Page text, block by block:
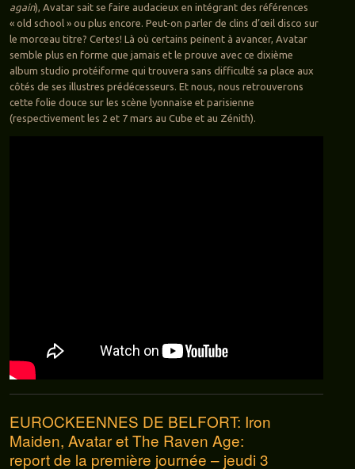
again), Avatar sait se faire audacieux en intégrant des références
« old school » ou plus encore. Peut-on parler de clins d’œil disco sur
le morceau titre? Certes! Là où certains peinent à avancer, Avatar
semble plus en forme que jamais et le prouve avec ce dixième
album studio protéiforme qui trouvera sans difficulté sa place aux
côtés de ses illustres prédécesseurs. Et nous, nous retrouverons
cette folie douce sur les scène lyonnaise et parisienne
(respectivement les 2 et 7 mars au Cube et au Zénith).
EUROCKEENNES DE BELFORT: Iron
Maiden, Avatar et The Raven Age:
report de la première journée – jeudi 3